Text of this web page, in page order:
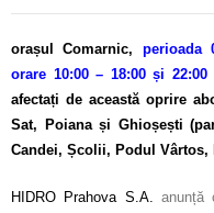
orașul Comarnic, perioada
orare 10:00 – 18:00 și
afectați de această oprire
Sat, Poiana și Ghioșești
Candei, Școlii, Podul
HIDRO Prahova S.A.
anunță